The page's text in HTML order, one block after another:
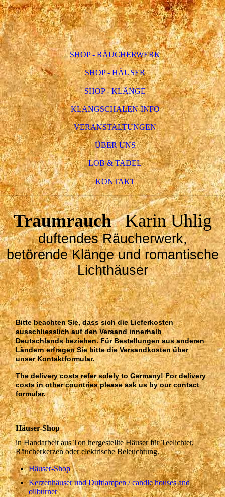
SHOP - RÄUCHERWERK
SHOP - HÄUSER
SHOP - KLÄNGE
KLANGSCHALEN-INFO
VERANSTALTUNGEN
ÜBER UNS
LOB & TADEL
KONTAKT
Traumrauch Karin Uhlig
duftendes Räucherwerk,
betörende Klänge und romantische
Lichthäuser
Bitte beachten Sie, dass sich die Lieferkosten
ausschliesslich auf den Versand innerhalb
Deutschlands beziehen. Für Bestellungen aus anderen
Ländern erfragen Sie bitte die Versandkosten über
unser Kontaktformular.
The delivery costs refer solely to Germany! For delivery
costs in other countries please ask us by our contact
formular.
Häuser-Shop
in Handarbeit aus Ton hergestellte Häuser für Teelichter,
Räucherkerzen oder elektrische Beleuchtung.
Häuser-Shop
Kerzenhäuser und Duftlampen / candle houses and
oilburner